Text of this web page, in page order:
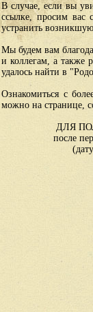
В случае, если вы
ссылке, просим вас
устранить
Мы будем вам
и коллегам, а также
удалось найти в
Ознакомиться с
можно на странице,
ДЛЯ
после